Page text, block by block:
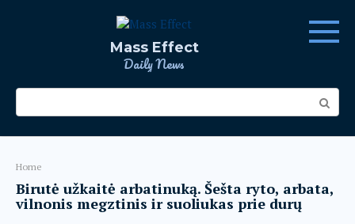
Mass Effect
Daily News
Search:
Home
Birutė užkaitė arbatinuką. Šešta ryto, arbata,
vilnonis megztinis ir suoliukas prie durų